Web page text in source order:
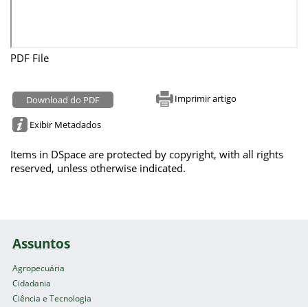
PDF File
Download do PDF Imprimir artigo
Exibir Metadados
Items in DSpace are protected by copyright, with all rights
reserved, unless otherwise indicated.
Assuntos
Agropecuária
Cidadania
Ciência e Tecnologia